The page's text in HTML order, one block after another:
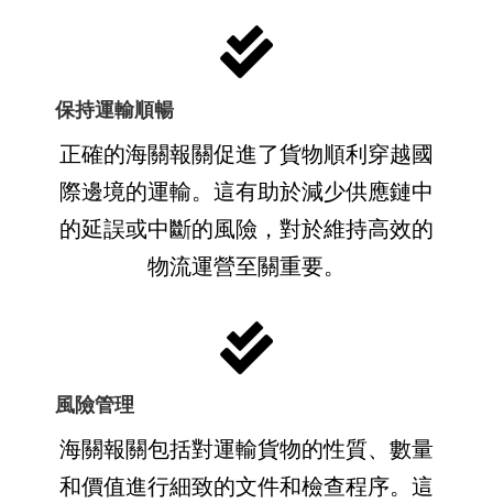
保持運輸順暢
正確的海關報關促進了貨物順利穿越國
際邊境的運輸。這有助於減少供應鏈中
的延誤或中斷的風險，對於維持高效的
物流運營至關重要。
風險管理
海關報關包括對運輸貨物的性質、數量
和價值進行細致的文件和檢查程序。這